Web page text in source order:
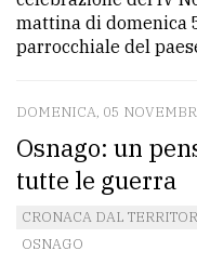
mattina di domenica
parrocchiale del
DOMENICA, 05
Osnago: un
tutte le guerra
CRONACA DAL
OSNAGO